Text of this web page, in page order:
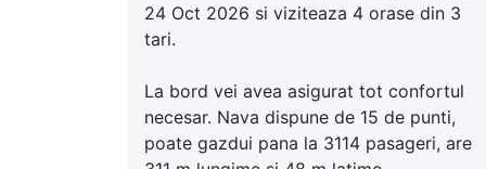
24 Oct 2026 si viziteaza 4 orase din 3
tari.
La bord vei avea asigurat tot confortul
necesar. Nava dispune de 15 de punti,
poate gazdui pana la 3114 pasageri, are